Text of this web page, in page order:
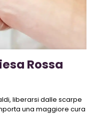
Rossa
liberarsi dalle scarpe
una maggiore cura